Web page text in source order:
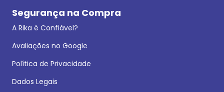
Segurança na Compra
A Rika é Confiável?
Avaliações no Google
Política de Privacidade
Dados Legais